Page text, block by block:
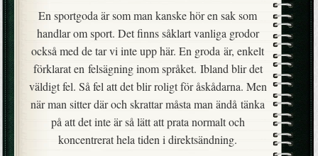
En sportgoda är som man kanske hör en sak som
handlar om sport. Det finns såklart vanliga grodor
också med de tar vi inte upp här. En groda är, enkelt
förklarat en felsägning inom språket. Ibland blir det
väldigt fel. Så fel att det blir roligt för åskådarna. Men
när man sitter där och skrattar måsta man ändå tänka
på att det inte är så lätt att prata normalt och
koncentrerat hela tiden i direktsändning.